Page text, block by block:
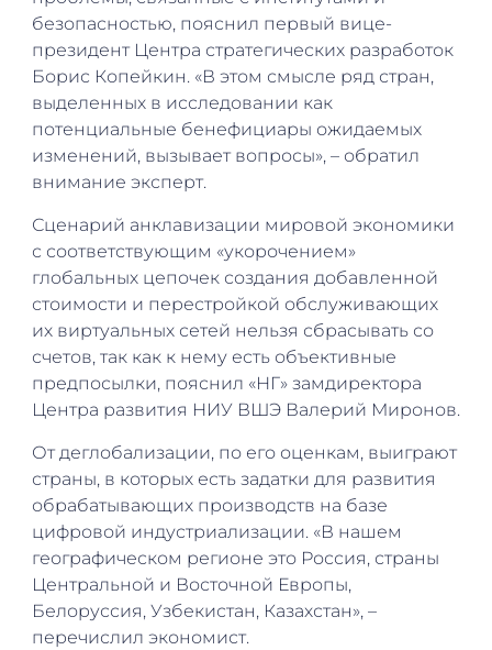
безопасностью, пояснил первый вице-
президент Центра стратегических разработок
Борис Копейкин. «В этом смысле ряд стран,
выделенных в исследовании как
потенциальные бенефициары ожидаемых
изменений, вызывает вопросы», – обратил
внимание эксперт.
Сценарий анклавизации мировой экономики
с соответствующим «укорочением»
глобальных цепочек создания добавленной
стоимости и перестройкой обслуживающих
их виртуальных сетей нельзя сбрасывать со
счетов, так как к нему есть объективные
предпосылки, пояснил «НГ» замдиректора
Центра развития НИУ ВШЭ Валерий Миронов.
От деглобализации, по его оценкам, выиграют
страны, в которых есть задатки для развития
обрабатывающих производств на базе
цифровой индустриализации. «В нашем
географическом регионе это Россия, страны
Центральной и Восточной Европы,
Белоруссия, Узбекистан, Казахстан», –
перечислил экономист.